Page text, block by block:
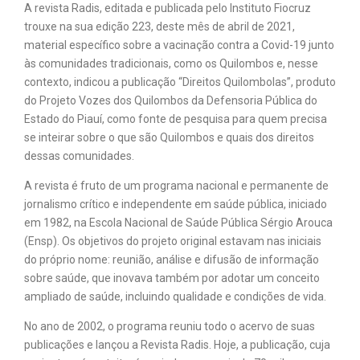
A revista Radis, editada e publicada pelo Instituto Fiocruz
trouxe na sua edição 223, deste mês de abril de 2021,
material específico sobre a vacinação contra a Covid-19 junto
às comunidades tradicionais, como os Quilombos e, nesse
contexto, indicou a publicação “Direitos Quilombolas”, produto
do Projeto Vozes dos Quilombos da Defensoria Pública do
Estado do Piauí, como fonte de pesquisa para quem precisa
se inteirar sobre o que são Quilombos e quais dos direitos
dessas comunidades.
A revista é fruto de um programa nacional e permanente de
jornalismo crítico e independente em saúde pública, iniciado
em 1982, na Escola Nacional de Saúde Pública Sérgio Arouca
(Ensp). Os objetivos do projeto original estavam nas iniciais
do próprio nome: reunião, análise e difusão de informação
sobre saúde, que inovava também por adotar um conceito
ampliado de saúde, incluindo qualidade e condições de vida.
No ano de 2002, o programa reuniu todo o acervo de suas
publicações e lançou a Revista Radis. Hoje, a publicação, cuja